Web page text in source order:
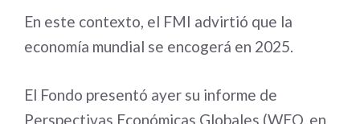
En este contexto, el FMI advirtió que la
economía mundial se encogerá en 2025.
El Fondo presentó ayer su informe de
Perspectivas Económicas Globales (WEO, en